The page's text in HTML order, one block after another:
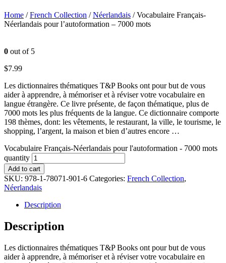
Home /French Collection /Néerlandais / Vocabulaire Français-
Néerlandais pour l’autoformation – 7000 mots
0 out of 5
$7.99
Les dictionnaires thématiques T&P Books ont pour but de vous
aider à apprendre, à mémoriser et à réviser votre vocabulaire en
langue étrangère. Ce livre présente, de façon thématique, plus de
7000 mots les plus fréquents de la langue. Ce dictionnaire comporte
198 thèmes, dont: les vêtements, le restaurant, la ville, le tourisme, le
shopping, l’argent, la maison et bien d’autres encore …
Vocabulaire Français-Néerlandais pour l'autoformation - 7000 mots
quantity
Add to cart
SKU: 978-1-78071-901-6 Categories: French Collection,
Néerlandais
Description
Description
Les dictionnaires thématiques T&P Books ont pour but de vous
aider à apprendre, à mémoriser et à réviser votre vocabulaire en